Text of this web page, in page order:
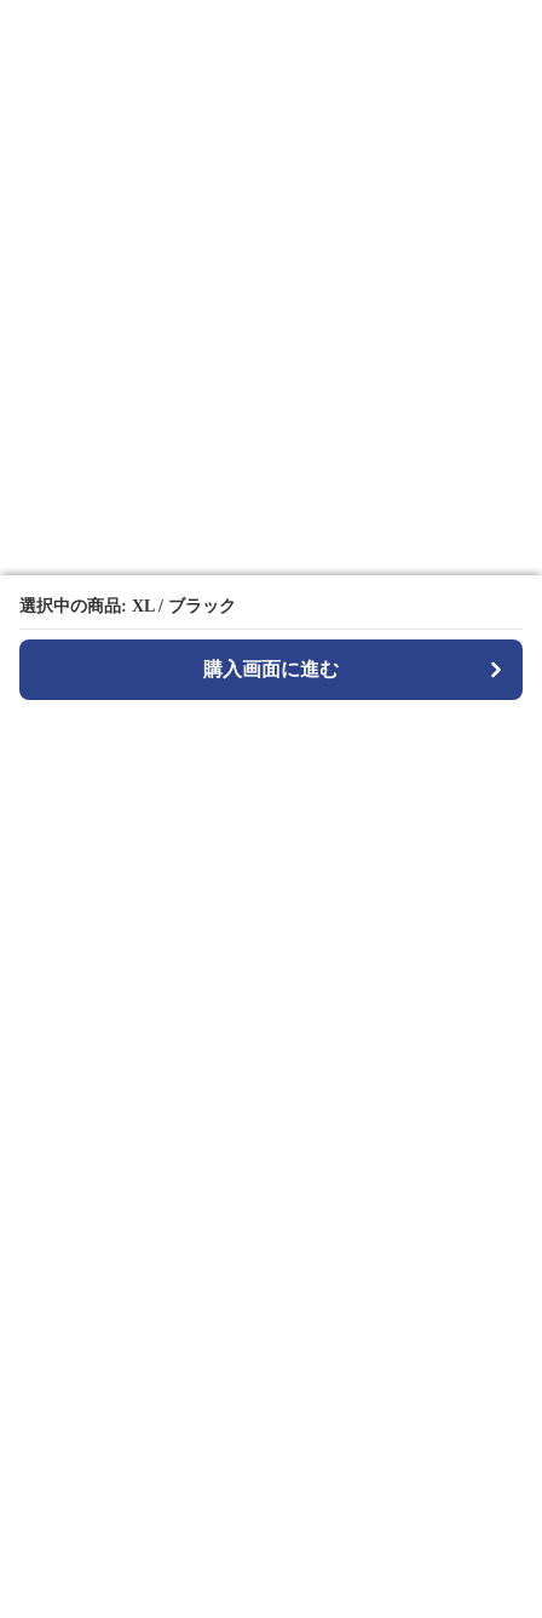
選択中の商品: XL / ブラック
購入画面に進む
選択中の商品: XL / ブラック
購入画面に進む